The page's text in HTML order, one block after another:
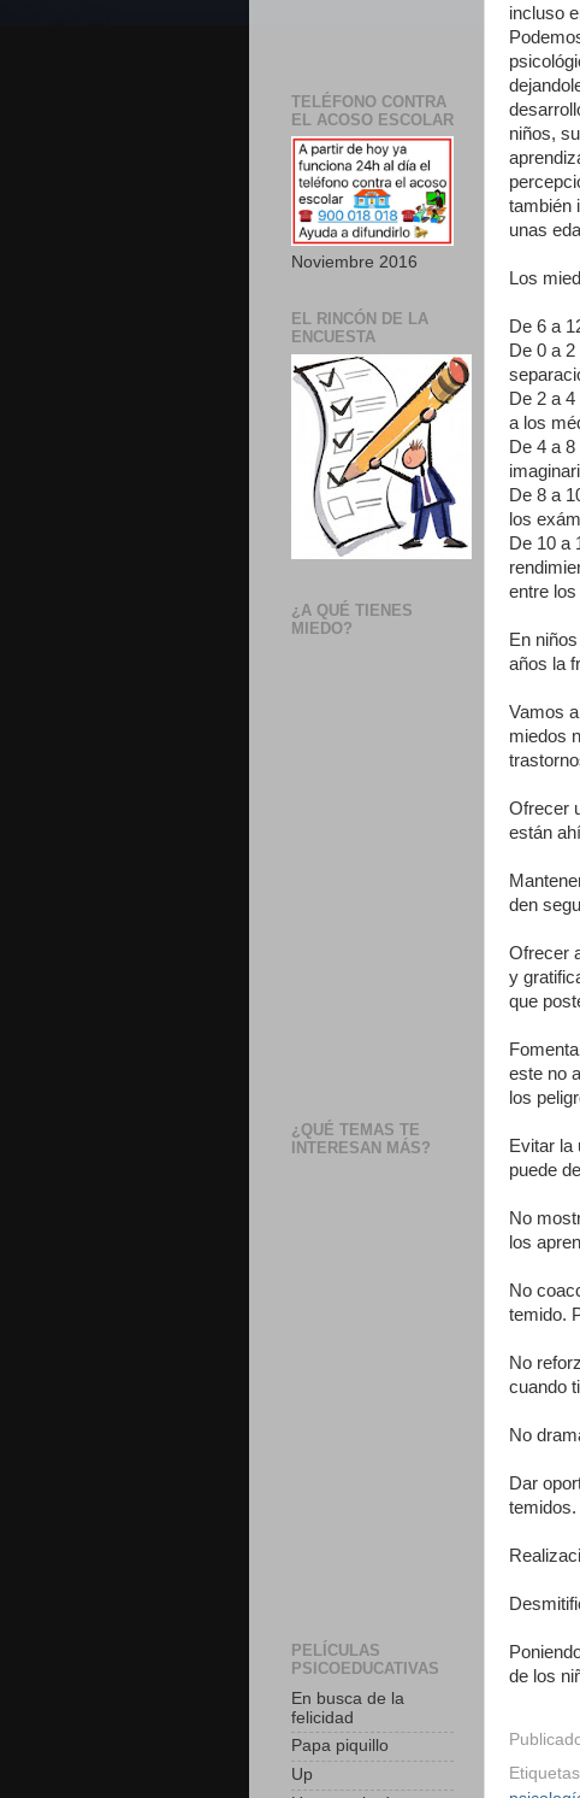
incluso
niños,
también
unas
Los
De 6 a
De 0 a
De 2 a
a los
De 4 a
De 8 a
los
De 10 a
entre
En
años la
Vamos
miedos
Ofrecer
están
den
Ofrecer
y
que
este no
los
Evitar la
puede
No
los
No
temido.
No
cuando
No
Dar
temidos.
de los
TELÉFONO CONTRA
EL ACOSO ESCOLAR
Noviembre 2016
EL RINCÓN DE LA
ENCUESTA
¿A QUÉ TIENES
MIEDO?
¿QUÉ TEMAS TE
INTERESAN MÁS?
PELÍCULAS
PSICOEDUCATIVAS
En busca de la
felicidad
Papa piquillo
Up